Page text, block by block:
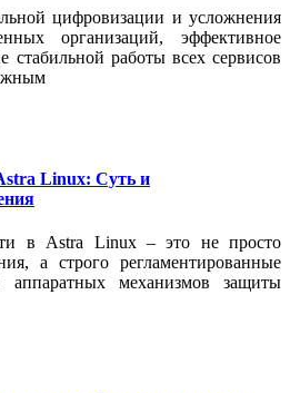
цифровизации и усложнения
организаций, эффективное
стабильной работы всех сервисов
Linux: Суть и
в Astra Linux – это не просто
а строго регламентированные
механизмов защиты